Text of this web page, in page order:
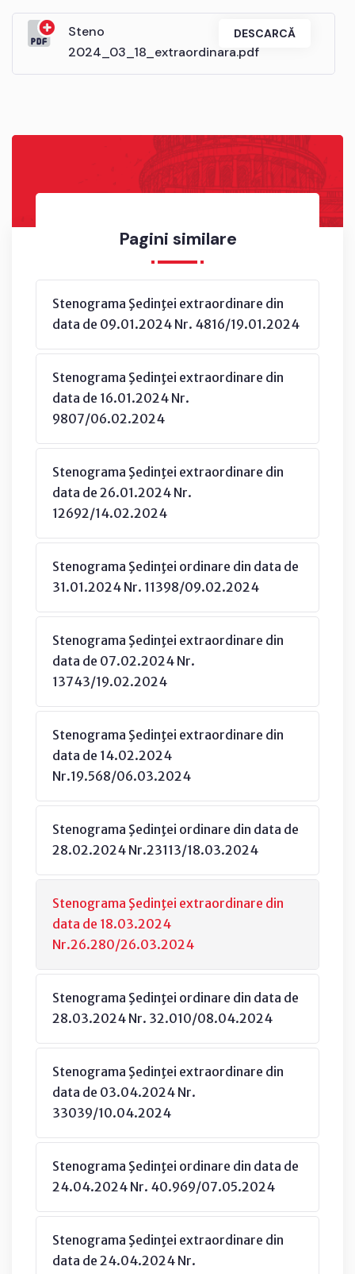
Pagini similare
Stenograma Şedinţei extraordinare din
data de 09.01.2024 Nr. 4816/19.01.2024
Stenograma Şedinţei extraordinare din
data de 16.01.2024 Nr.
9807/06.02.2024
Stenograma Şedinţei extraordinare din
data de 26.01.2024 Nr.
12692/14.02.2024
Stenograma Şedinţei ordinare din data de
31.01.2024 Nr. 11398/09.02.2024
Stenograma Şedinţei extraordinare din
data de 07.02.2024 Nr.
13743/19.02.2024
Stenograma Şedinţei extraordinare din
data de 14.02.2024
Nr.19.568/06.03.2024
Stenograma Şedinţei ordinare din data de
28.02.2024 Nr.23113/18.03.2024
Stenograma Şedinţei extraordinare din
data de 18.03.2024
Nr.26.280/26.03.2024
Stenograma Şedinţei ordinare din data de
28.03.2024 Nr. 32.010/08.04.2024
Stenograma Şedinţei extraordinare din
data de 03.04.2024 Nr.
33039/10.04.2024
Stenograma Şedinţei ordinare din data de
24.04.2024 Nr. 40.969/07.05.2024
Stenograma Şedinţei extraordinare din
data de 24.04.2024 Nr.
Steno
2024_03_18_extraordinara.pdf
DESCARCĂ